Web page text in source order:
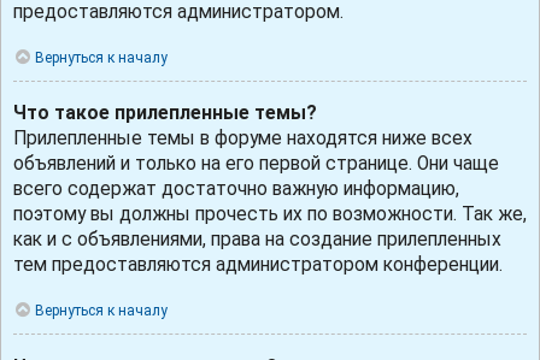
предоставляются администратором.
Вернуться к началу
Что такое прилепленные темы?
Прилепленные темы в форуме находятся ниже всех
объявлений и только на его первой странице. Они чаще
всего содержат достаточно важную информацию,
поэтому вы должны прочесть их по возможности. Так же,
как и с объявлениями, права на создание прилепленных
тем предоставляются администратором конференции.
Вернуться к началу